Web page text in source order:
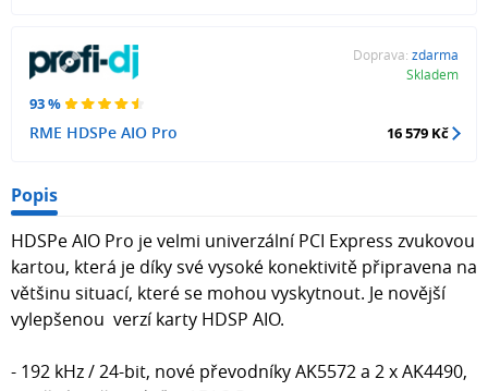
93 %
RME HDSPe AIO Pro
Doprava: zdarma
Skladem
16 579 Kč
Popis
HDSPe AIO Pro je velmi univerzální PCI Express zvukovou
kartou, která je díky své vysoké konektivitě připravena na
většinu situací, které se mohou vyskytnout. Je novější
vylepšenou verzí karty HDSP AIO.
- 192 kHz / 24-bit, nové převodníky AK5572 a 2 x AK4490,